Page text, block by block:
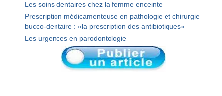
Les soins dentaires chez la femme enceinte
Prescription médicamenteuse en pathologie et chirurgie
bucco-dentaire : «la prescription des antibiotiques»
Les urgences en parodontologie